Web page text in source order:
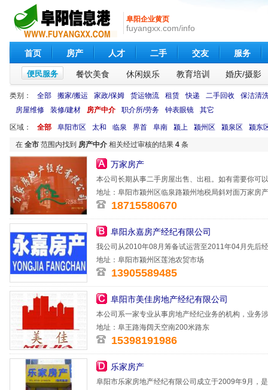
阜阳企业黄页
fuyangxx.com/info
首页 房产 人才 二手 交友 服务
便民服务 餐饮美食 休闲娱乐 教育培训 婚庆/摄影
类别： 全部 搬家/搬运 家政/保姆 货运物流 租赁 快递 二手回收
保洁清
房屋维修
装修/建材 房产中介 职介所/劳务 钟表眼镜 其它
区域： 全部 阜阳市区 太和 临泉 界首 阜南 颍上 颍州区 颍泉区 颍东
在 全市 范围内找到 房产中介 相关经过审核的结果 4 条
万家房产
本公司长期从事二手房屋出售、出租。如有需要你可
地址：阜阳市颍州区临泉路颍州地税局斜对面万家房产
18715580670
阜阳永嘉房产经纪有限公司
我公司从2010年08月筹备试运营至2011年04月先后
理局批准注册
地址：阜阳市颍州区莲池农贸市场
13905589485
阜阳市美佳房地产经纪有限公司
本公司系一家专业从事房地产经纪业务的机构，业务
秉承规范、
地址：阜王路海阔天空南200米路东
15398191986
乐家房产
阜阳市乐家房地产经纪有限公司成立于2009年9月，